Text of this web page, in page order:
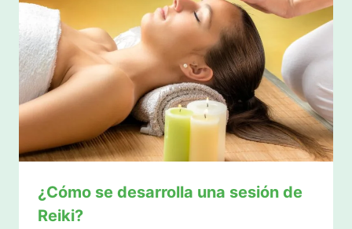
¿Cómo se desarrolla una sesión de
Reiki?